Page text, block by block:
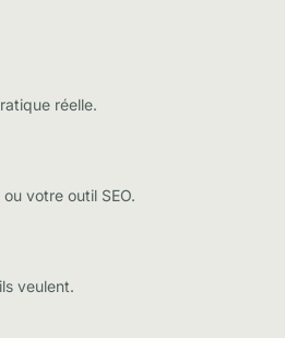
réelle.
votre outil SEO.
veulent.